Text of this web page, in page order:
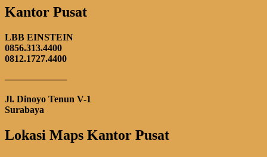
Kantor Pusat
LBB EINSTEIN
0856.313.4400
0812.1727.4400
——————–
Jl. Dinoyo Tenun V-1
Surabaya
Lokasi Maps Kantor Pusat